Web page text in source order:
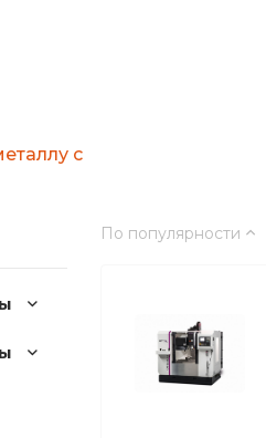
с
По популярности